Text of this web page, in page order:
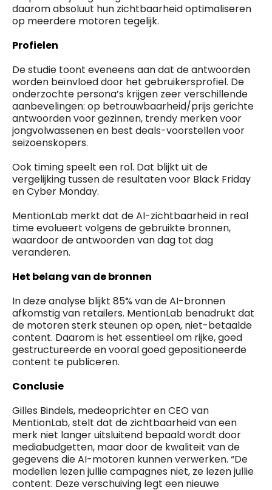
daarom absoluut hun zichtbaarheid optimaliseren
op meerdere motoren tegelijk.
Profielen
De studie toont eveneens aan dat de antwoorden
worden beïnvloed door het gebruikersprofiel. De
onderzochte persona’s krijgen zeer verschillende
aanbevelingen: op betrouwbaarheid/prijs gerichte
antwoorden voor gezinnen, trendy merken voor
jongvolwassenen en best deals-voorstellen voor
seizoenskopers.
Ook timing speelt een rol. Dat blijkt uit de
vergelijking tussen de resultaten voor Black Friday
en Cyber Monday.
MentionLab merkt dat de AI-zichtbaarheid in real
time evolueert volgens de gebruikte bronnen,
waardoor de antwoorden van dag tot dag
veranderen.
Het belang van de bronnen
In deze analyse blijkt 85% van de AI-bronnen
afkomstig van retailers. MentionLab benadrukt dat
de motoren sterk steunen op open, niet-betaalde
content. Daarom is het essentieel om rijke, goed
gestructureerde en vooral goed gepositioneerde
content te publiceren.
Conclusie
Gilles Bindels, medeoprichter en CEO van
MentionLab, stelt dat de zichtbaarheid van een
merk niet langer uitsluitend bepaald wordt door
mediabudgetten, maar door de kwaliteit van de
gegevens die AI-motoren kunnen verwerken. “De
modellen lezen jullie campagnes niet, ze lezen jullie
content. Deze verschuiving legt een nieuwe